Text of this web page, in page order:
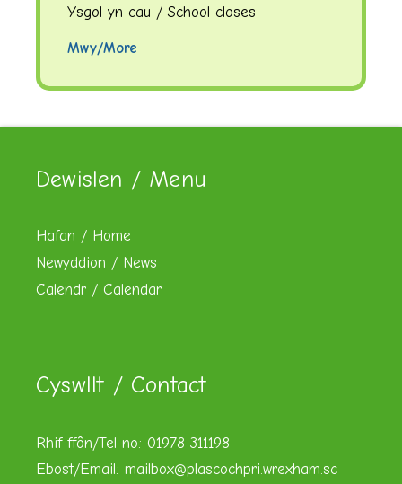
Ysgol yn cau / School closes
Mwy/More
Dewislen / Menu
Hafan / Home
Newyddion / News
Calendr / Calendar
Cyswllt / Contact
Rhif ffôn/Tel no: 01978 311198
Ebost/Email: mailbox@plascochpri.wrexham.sc